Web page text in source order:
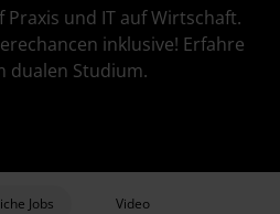
und IT auf Wirtschaft.
inklusive! Erfahre
dualen Studium.
Jobs
Video